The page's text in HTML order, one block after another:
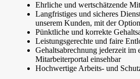
Ehrliche und wertschätzende
Langfristiges und sicheres
unserem Kunden, mit der
Pünktliche und korrekte
Leistungsgerechte und faire
Gehaltsabrechnung jederzeit im
Mitarbeiterportal einsehbar
Hochwertige Arbeits- und